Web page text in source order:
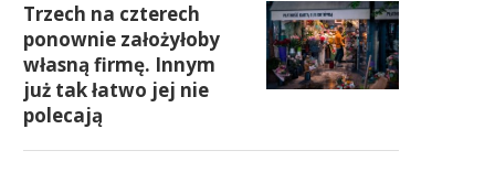
Trzech na czterech
ponownie założyłoby
własną firmę. Innym
już tak łatwo jej nie
polecają